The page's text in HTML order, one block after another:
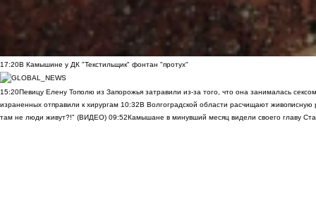
17:20В Камышине у ДК "Текстильщик" фонтан "протух"
15:20Певицу Елену Тополю из Запорожья затравили из-за того, что она занималась
израненных отправили к хирургам 10:32В Волгоградской области расчищают
там не люди живут?!" (ВИДЕО) 09:52Камышане в минувший месяц видели своего главу